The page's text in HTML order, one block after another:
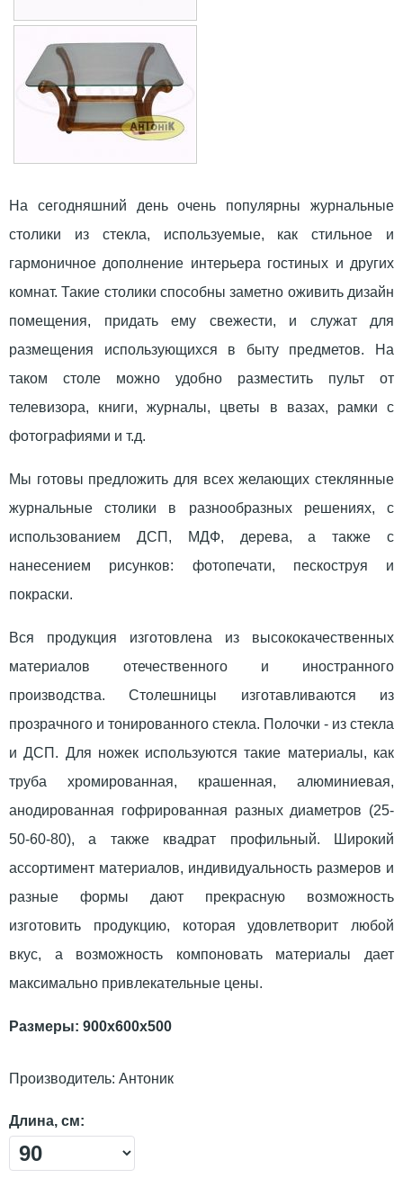
На сегодняшний день очень популярны журнальные
столики из стекла, используемые, как стильное и
гармоничное дополнение интерьера гостиных и других
комнат. Такие столики способны заметно оживить дизайн
помещения, придать ему свежести, и служат для
размещения использующихся в быту предметов. На
таком столе можно удобно разместить пульт от
телевизора, книги, журналы, цветы в вазах, рамки с
фотографиями и т.д.
Мы готовы предложить для всех желающих стеклянные
журнальные столики в разнообразных решениях, с
использованием ДСП, МДФ, дерева, а также с
нанесением рисунков: фотопечати, пескоструя и
покраски.
Вся продукция изготовлена из высококачественных
материалов отечественного и иностранного
производства. Столешницы изготавливаются из
прозрачного и тонированного стекла. Полочки - из стекла
и ДСП. Для ножек используются такие материалы, как
труба хромированная, крашенная, алюминиевая,
анодированная гофрированная разных диаметров (25-
50-60-80), а также квадрат профильный. Широкий
ассортимент материалов, индивидуальность размеров и
разные формы дают прекрасную возможность
изготовить продукцию, которая удовлетворит любой
вкус, а возможность компоновать материалы дает
максимально привлекательные цены.
Размеры: 900х600х500
Производитель: Антоник
Длина, см: